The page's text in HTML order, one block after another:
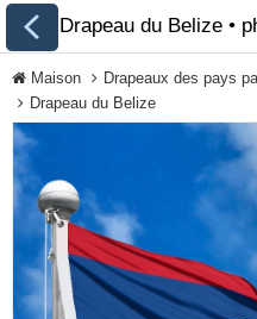
Tous les drapeaux
Drapeaux des pays
par continent
Maison Drapeaux des pays
Drapeau du Belize